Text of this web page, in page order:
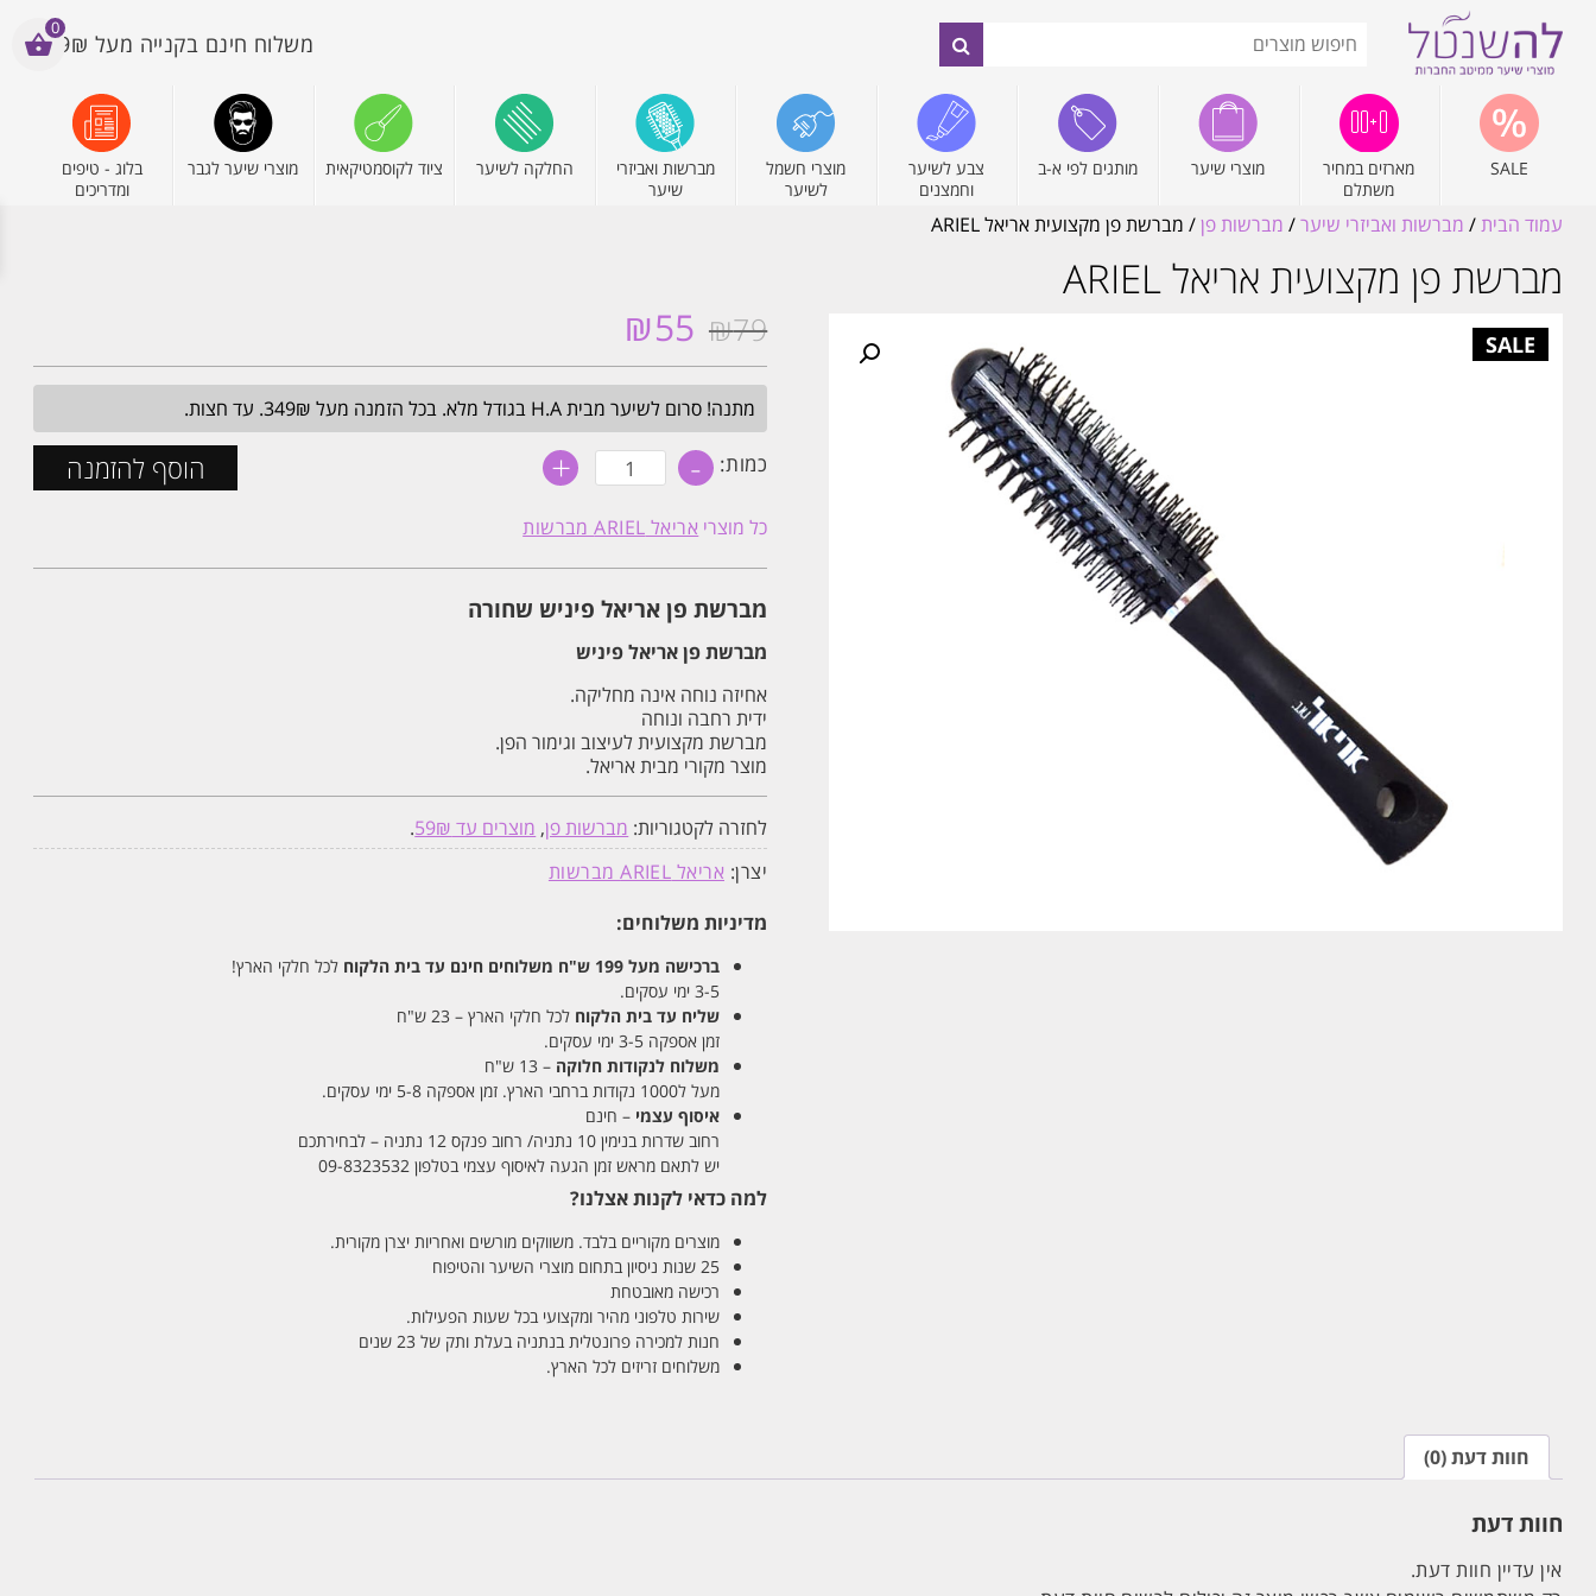
משלוח חינם בקנייה מעל 199₪
SALE
מארזים במחיר
משתלם
מוצרי שיער מותגים לפי א-ב
צבע לשיער
וחמצנים
מוצרי חשמל
לשיער
מברשות ואביזרי
שיער
החלקה לשיער ציוד לקוסמטיקאית מוצרי שיער לגבר
בלוג - טיפים
ומדריכים
עמוד הבית/ מברשות ואביזרי שיער/ מברשות פן/ מברשת פן מקצועית אריאל ARIEL
מברשת פן מקצועית אריאל ARIEL
₪79
המחיר
היה:
₪79.
₪55
הוא:
₪55.
מתנה! סרום לשיער מבית H.A בגודל מלא. בכל הזמנה מעל 349₪. עד חצות.
כמות: - כמות
של
פן
מקצועית
ARIEL
+ הוסף להזמנה
כל מוצרי אריאל ARIEL מברשות
מברשת פן אריאל פיניש שחורה
מברשת פן אריאל פיניש
אחיזה נוחה אינה מחליקה.
ידית רחבה ונוחה
מברשת מקצועית לעיצוב וגימור הפן.
מוצר מקורי מבית אריאל.
לחזרה לקטגוריות: מברשות פן, מוצרים עד 59₪
.
יצרן: אריאל ARIEL מברשות
מדיניות משלוחים:
ברכישה מעל 199 ש"ח משלוחים חינם עד בית הלקוח לכל חלקי הארץ!
3-5 ימי עסקים.
שליח עד בית הלקוח לכל חלקי הארץ – 23 ש"ח
זמן אספקה 3-5 ימי עסקים.
משלוח לנקודות חלוקה – 13 ש"ח
מעל ל1000 נקודות ברחבי הארץ. זמן אספקה 5-8 ימי עסקים.
איסוף עצמי – חינם
רחוב שדרות בנימין 10 נתניה/ רחוב פנקס 12 נתניה – לבחירתכם
יש לתאם מראש זמן הגעה לאיסוף עצמי בטלפון 09-8323532
למה כדאי לקנות אצלנו?
מוצרים מקוריים בלבד. משווקים מורשים ואחריות יצרן מקורית.
25 שנות ניסיון בתחום מוצרי השיער והטיפוח
רכישה מאובטחת
שירות טלפוני מהיר ומקצועי בכל שעות הפעילות.
חנות למכירה פרונטלית בנתניה בעלת ותק של 23 שנים
משלוחים זריזים לכל הארץ.
חוות דעת (0)
חוות דעת
אין עדיין חוות דעת.
0